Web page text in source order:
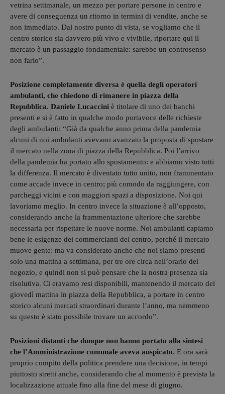
vetrina settimanale, un mezzo per portare persone in centro e
avere di conseguenza un ritorno in termini di vendite, anche se
non immediato. Dal nostro punto di vista, se vogliamo che il
centro storico sia davvero più vivo e vivibile, riportare qui il
mercato è un passaggio fondamentale: sarebbe un controsenso
non farlo”.
Posizione completamente diversa è quella degli operatori
ambulanti, che chiedono di rimanere in piazza della
Repubblica. Daniele Lucaccini è titolare di uno dei banchi
presenti e si è fatto in qualche modo portavoce delle richieste
degli ambulanti: “Già da qualche anno prima della pandemia
alcuni di noi ambulanti avevano avanzato la proposta di spostare
il mercato nella zona di piazza della Repubblica. Poi l’arrivo
della pandemia ha portato allo spostamento: e abbiamo visto tutti
la differenza. Il mercato è diventato tutto unito, non frammentato
come accade invece in centro; più comodo da raggiungere, con
parcheggi vicini e con maggiori spazi a disposizione. Noi qui
lavoriamo meglio. In centro invece la situazione è all’opposto,
considerando anche la frammentazione ulteriore che sarebbe
necessaria per rispettare le nuove norme. Noi ambulanti capiamo
bene le esigenze dei commercianti del centro, perché il mercato
muove gente: ma va considerato anche che noi siamo presenti
solo una mattina a settimana, per tre ore circa nell’orario del
negozio, e quindi non si può pensare che la nostra presenza sia
risolutiva. Ci eravamo resi disponibili, mantenendo il mercato del
giovedì mattina in piazza della Repubblica, a portare in centro
storico alcuni mercati straordinari durante l’anno, ma nemmeno
su questo è stato possibile trovare un accordo”.
Posizioni distanti che dunque non hanno portato alla sintesi
che l’Amministrazione comunale aveva auspicato. E ora sarà
proprio compito della politica prendere una decisione, in tempi
piuttosto stretti anche, considerando che al momento è prevista la
localizzazione attuale fino alla fine del mese di giugno.